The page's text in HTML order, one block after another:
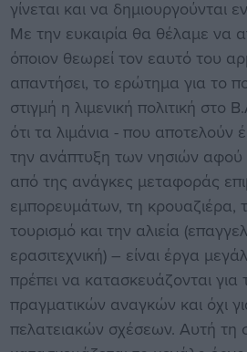
γίνεται και να δημιουργούνται
Με την ευκαιρία θα θέλαμε να
όποιον θεωρεί τον εαυτό του
απαντήσει, το ερώτημα για το
στιγμή η λιμενική πολιτική στο
ότι τα λιμάνια - που αποτελούν
την ανάπτυξη των νησιών αφού
από της ανάγκες μεταφοράς
εμπορευμάτων, τη κρουαζιέρα,
τουρισμό και την αλιεία
ερασιτεχνική) – είναι έργα
πρέπει να κατασκευάζονται
πραγματικών αναγκών και όχι
πελατειακών σχέσεων. Αυτή τη